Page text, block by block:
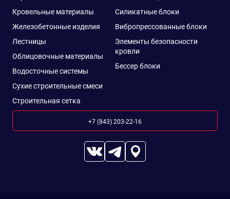
Кровельные материалы
Железобетонные изделия
Лестницы
Облицовочные материалы
Водосточные системы
Сухие строительные смеси
Строительная сетка
Силикатные блоки
Вибропрессованные блоки
Элементы безопасности
кровли
Бессер блоки
+7 (843) 203-22-16